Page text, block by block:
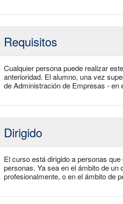
Requisitos
Cualquier persona puede realizar
anterioridad. El alumno, una vez
de Administración de Empresas -
Dirigido
El curso está dirigido a personas
personas. Ya sea en el ámbito de
profesionalmente, o en el ámbito de